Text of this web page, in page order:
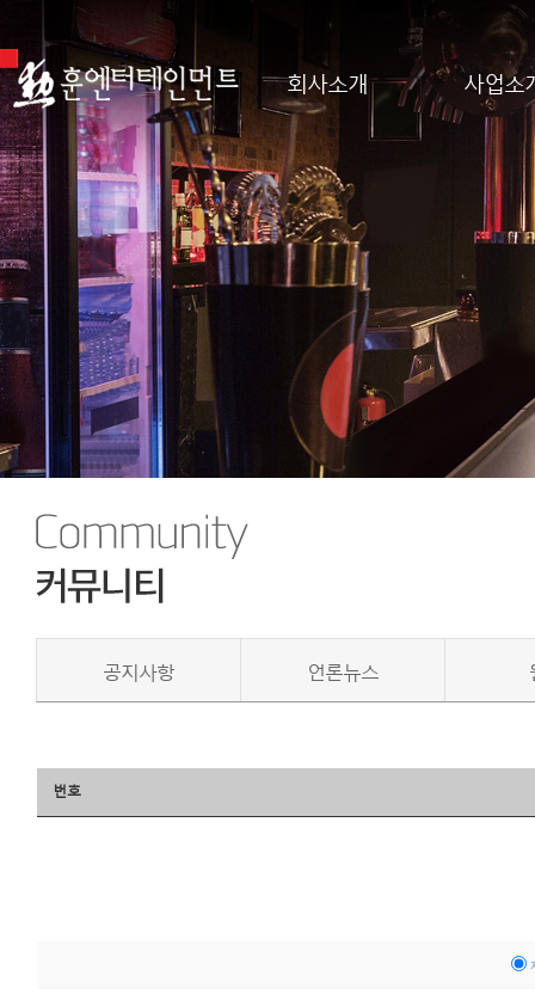
회사소개 사업소
공지사항 언론뉴스
번호